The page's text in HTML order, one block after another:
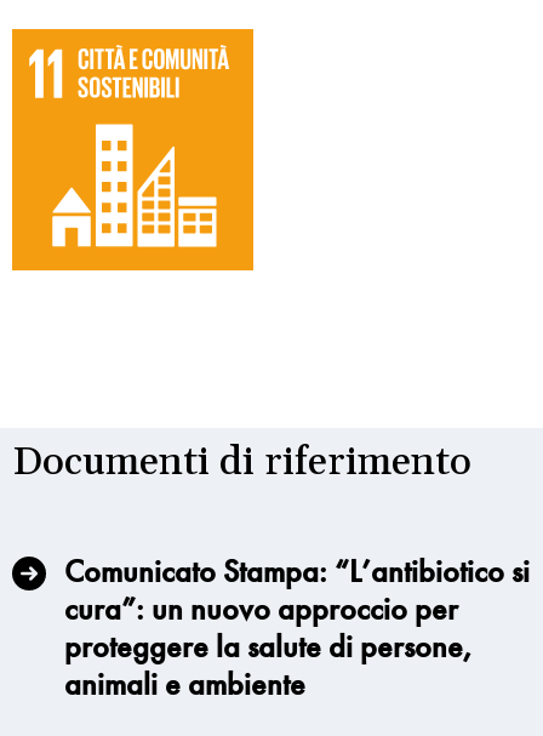
Documenti di riferimento
Comunicato Stampa: “L’antibiotico si
cura”: un nuovo approccio per
proteggere la salute di persone,
animali e ambiente